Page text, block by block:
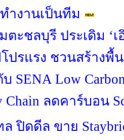
ำงานเป็นทีม
ตะชลบุรี ประเดิม ‘เ
โปรแรง ชวนสร้าง
บ SENA Low
Chain ลดคาร์บอน
ปิดดีล ขาย